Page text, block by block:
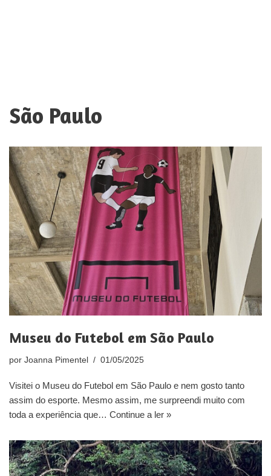
São Paulo
Museu do Futebol em São Paulo
por Joanna Pimentel 01/05/2025
Visitei o Museu do Futebol em São Paulo e nem gosto tanto
assim do esporte. Mesmo assim, me surpreendi muito com
toda a experiência que… Continue a ler »